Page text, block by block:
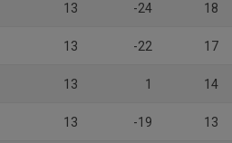
13 -24 18
13 -22 17
13 1 14
13 -19 13